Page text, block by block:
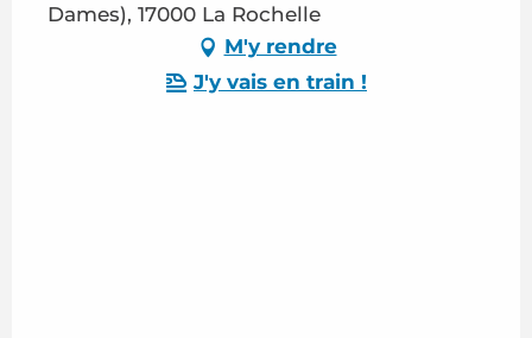
Dames), 17000 La Rochelle
M'y rendre
J'y vais en train !